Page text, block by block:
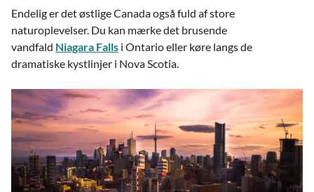
Endelig er det østlige Canada også fuld af store
naturoplevelser. Du kan mærke det brusende
vandfald Niagara Falls i Ontario eller køre langs de
dramatiske kystlinjer i Nova Scotia.